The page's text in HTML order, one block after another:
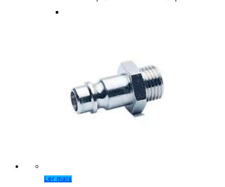
Ler mais